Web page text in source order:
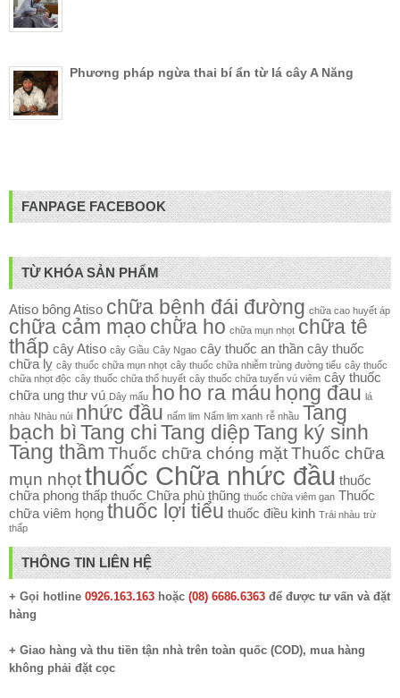
Phương pháp ngừa thai bí ẩn từ lá cây A Năng
FANPAGE FACEBOOK
TỪ KHÓA SẢN PHẨM
Atiso bông Atiso chữa bệnh đái đường chữa cao huyết áp
chữa cảm mạo chữa ho chữa mụn nhọt chữa tê
thấp cây Atiso cây Giầu Cây Ngao cây thuốc an thần cây thuốc
chữa lỵ cây thuốc chữa mụn nhọt cây thuốc chữa nhiễm trùng đường tiểu cây thuốc
chữa nhọt độc cây thuốc chữa thổ huyết cây thuốc chữa tuyến vú viêm cây thuốc
chữa ung thư vú Dây mấu ho ho ra máu họng đau lá
nhàu Nhàu núi nhức đầu nấm lim Nấm lim xanh rễ nhầu Tang
bạch bì Tang chi Tang diệp Tang ký sinh
Tang thầm Thuốc chữa chóng mặtThuốc chữa
mụn nhọtthuốc Chữa nhức đầu thuốc
chữa phong thấp thuốc Chữa phù thũng thuốc chữa viêm gan Thuốc
chữa viêm họng thuốc lợi tiểu thuốc điều kinh Trái nhàu trừ
thấp
THÔNG TIN LIÊN HỆ
+ Gọi hotline 0926.163.163 hoặc (08) 6686.6363 để được tư vấn và đặt
hàng
+ Giao hàng và thu tiền tận nhà trên toàn quốc (COD), mua hàng
không phải đặt cọc